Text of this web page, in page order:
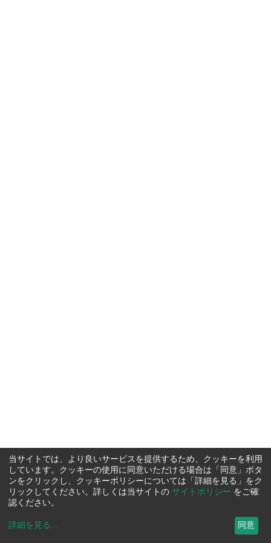
当サイトでは、より良いサービスを提供するため、クッキーを利用
しています。クッキーの使用に同意いただける場合は「同意」ボタ
ンをクリックし、クッキーポリシーについては「詳細を見る」をク
リックしてください。詳しくは当サイトの サイトポリシー をご確
認ください。
詳細を見る ... 同意